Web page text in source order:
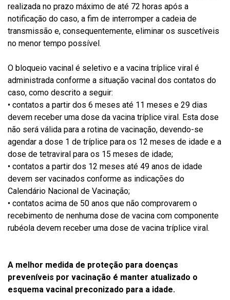
realizada no prazo máximo de até 72 horas após a
notificação do caso, a fim de interromper a cadeia de
transmissão e, consequentemente, eliminar os suscetíveis
no menor tempo possível.
O bloqueio vacinal é seletivo e a vacina tríplice viral é
administrada conforme a situação vacinal dos contatos do
caso, como descrito a seguir:
• contatos a partir dos 6 meses até 11 meses e 29 dias
devem receber uma dose da vacina tríplice viral. Esta dose
não será válida para a rotina de vacinação, devendo-se
agendar a dose 1 de tríplice para os 12 meses de idade e a
dose de tetraviral para os 15 meses de idade;
• contatos a partir dos 12 meses até 49 anos de idade
devem ser vacinados conforme as indicações do
Calendário Nacional de Vacinação;
• contatos acima de 50 anos que não comprovarem o
recebimento de nenhuma dose de vacina com componente
rubéola devem receber uma dose de vacina tríplice viral.
A melhor medida de proteção para doenças
preveníveis por vacinação é manter atualizado o
esquema vacinal preconizado para a idade.